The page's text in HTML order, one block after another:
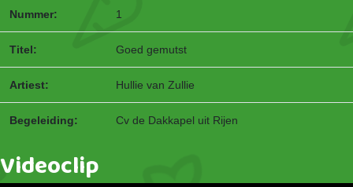
Nummer: 1
Titel: Goed gemutst
Artiest: Hullie van Zullie
Begeleiding: Cv de Dakkapel uit Rijen
Videoclip